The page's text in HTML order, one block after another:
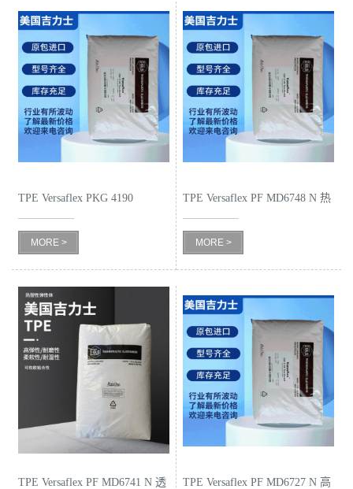
TPE Versaflex PKG 4190
Translucent 透明食品级
MORE >
TPE Versaflex PF MD6748 N 热
塑性弹性
MORE >
TPE Versaflex PF MD6741 N 透
TPE Versaflex PF MD6727 N 高